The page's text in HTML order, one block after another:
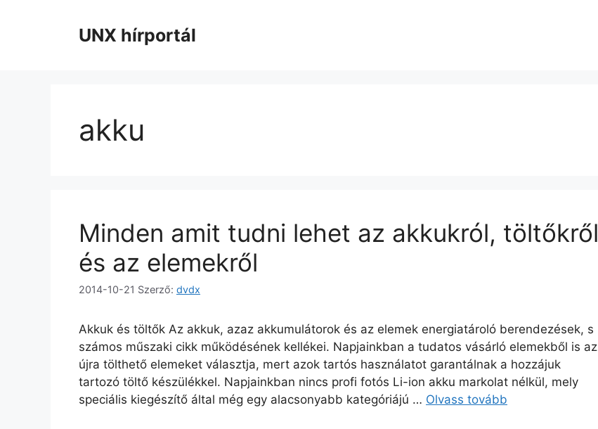
UNX hírportál
akku
Minden amit tudni lehet az akkukról, töltőkről
és az elemekről
2014-10-21 Szerző: dvdx
Akkuk és töltők Az akkuk, azaz akkumulátorok és az elemek energiatároló berendezések, s
számos műszaki cikk működésének kellékei. Napjainkban a tudatos vásárló elemekből is az
újra tölthető elemeket választja, mert azok tartós használatot garantálnak a hozzájuk
tartozó töltő készülékkel. Napjainkban nincs profi fotós Li-ion akku markolat nélkül, mely
speciális kiegészítő által még egy alacsonyabb kategóriájú … Olvass tovább